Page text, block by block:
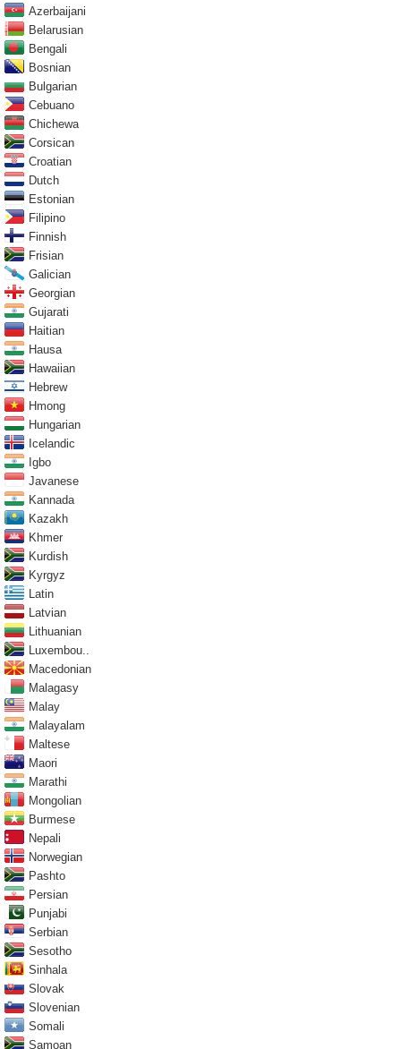
Azerbaijani
Belarusian
Bengali
Bosnian
Bulgarian
Cebuano
Chichewa
Corsican
Croatian
Dutch
Estonian
Filipino
Finnish
Frisian
Galician
Georgian
Gujarati
Haitian
Hausa
Hawaiian
Hebrew
Hmong
Hungarian
Icelandic
Igbo
Javanese
Kannada
Kazakh
Khmer
Kurdish
Kyrgyz
Latin
Latvian
Lithuanian
Luxembou..
Macedonian
Malagasy
Malay
Malayalam
Maltese
Maori
Marathi
Mongolian
Burmese
Nepali
Norwegian
Pashto
Persian
Punjabi
Serbian
Sesotho
Sinhala
Slovak
Slovenian
Somali
Samoan